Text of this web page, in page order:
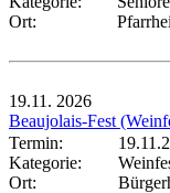
Ort:
19.11. 2026
Beaujolais-Fest
Termin:
Kategorie:
Ort: